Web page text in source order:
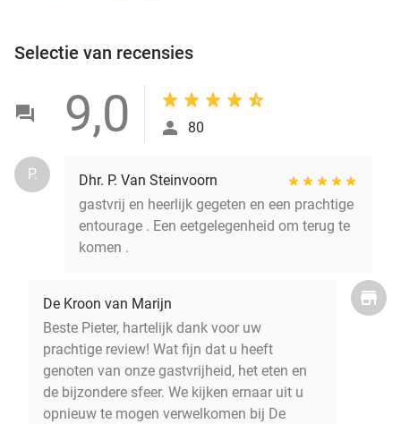
Selectie van recensies
9,0 80
P.
Dhr. P. Van Steinvoorn
gastvrij en heerlijk gegeten en een prachtige
entourage . Een eetgelegenheid om terug te
komen .
De Kroon van Marijn
Beste Pieter, hartelijk dank voor uw
prachtige review! Wat fijn dat u heeft
genoten van onze gastvrijheid, het eten en
de bijzondere sfeer. We kijken ernaar uit u
opnieuw te mogen verwelkomen bij De